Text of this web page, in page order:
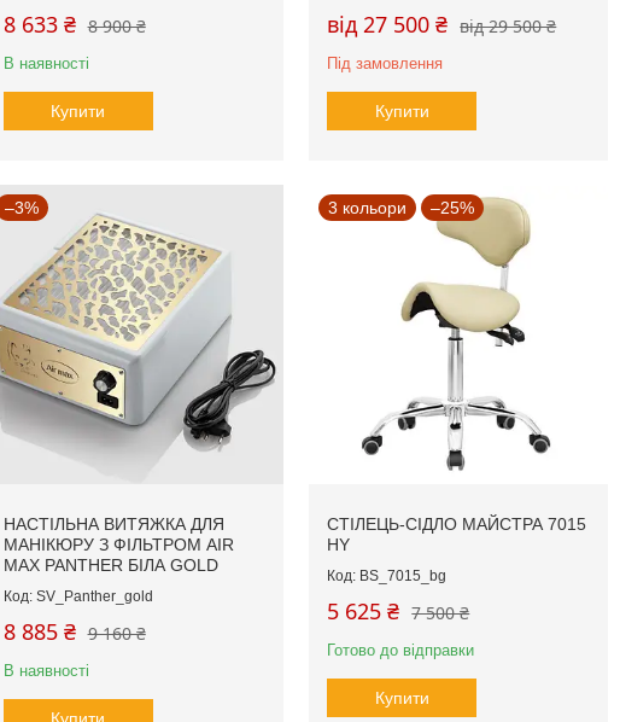
8 900 ₴
8 633 ₴
В наявності
Купити
від 29 500 ₴
від 27 500 ₴
Під замовлення
Купити
–3%
НАСТІЛЬНА ВИТЯЖКА ДЛЯ
МАНІКЮРУ З ФІЛЬТРОМ AIR
MAX PANTHER БІЛА GOLD
SV_Panther_gold
9 160 ₴
8 885 ₴
В наявності
Купити
3 кольори –25%
СТІЛЕЦЬ-СІДЛО МАЙСТРА 7015
HY
BS_7015_bg
7 500 ₴
5 625 ₴
Готово до відправки
Купити